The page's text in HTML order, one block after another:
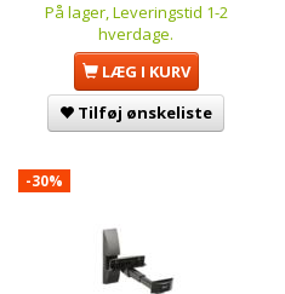
På lager, Leveringstid 1-2
hverdage.
LÆG I KURV
Tilføj ønskeliste
-30%